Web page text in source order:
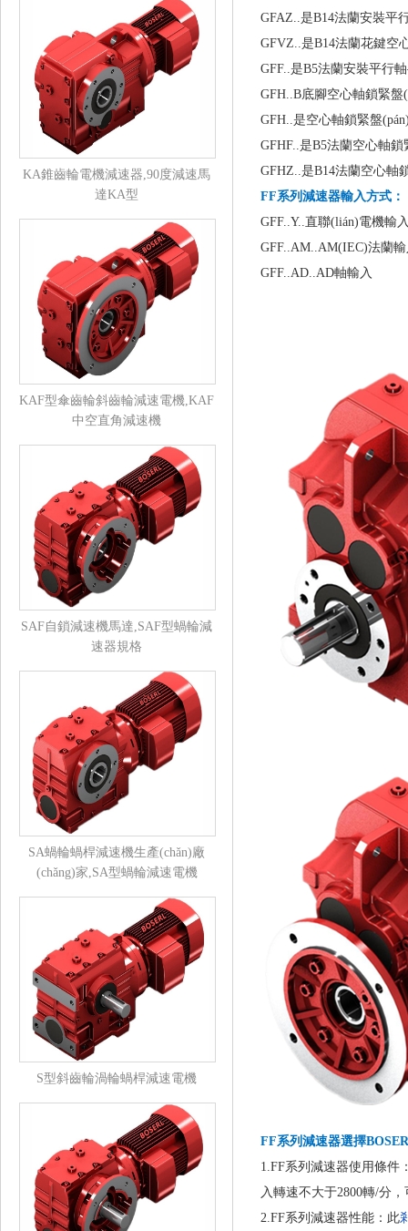
KA錐齒輪電機減速器,90度減速馬
達KA型
KAF型傘齒輪斜齒輪減速電機,KAF
中空直角減速機
SAF自鎖減速機馬達,SAF型蝸輪減
速器規格
SA蝸輪蝸桿減速機生產(chǎn)廠
(chǎng)家,SA型蝸輪減速電機
S型斜齒輪渦輪蝸桿減速電機
GFAZ..是B14法蘭安裝平
GFVZ..是B14法蘭花鍵空
GFF..是B5法蘭安裝平行
GFH..B底腳空心軸鎖緊
GFH..是空心軸鎖緊盤
GFHF..是B5法蘭空心軸
GFHZ..是B14法蘭空心軸
FF系列減速器輸入方式：
GFF..Y..直聯(lián)電機輸
GFF..AM..AM(IEC)法蘭
GFF..AD..AD軸輸入
FF系列減速器選擇
1.FF系列減速器使用條件
入轉速不大于2800轉/分，
2.FF系列減速器性能：此